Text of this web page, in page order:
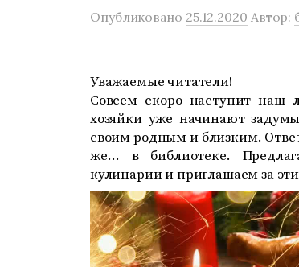
Опубликовано 25.12.2020 Автор:
Уважаемые читатели!
Совсем скоро наступит
хозяйки уже начинают
своим родным и близким.
же… в библиотеке.
кулинарии и приглашаем за
Видеоплеер